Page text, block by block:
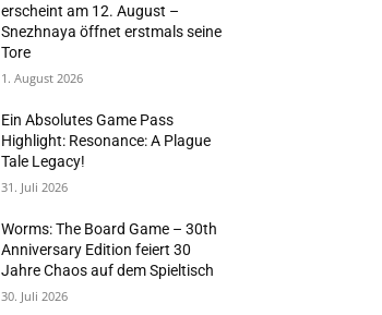
erscheint am 12. August –
Snezhnaya öffnet erstmals seine
Tore
1. August 2026
Ein Absolutes Game Pass
Highlight: Resonance: A Plague
Tale Legacy!
31. Juli 2026
Worms: The Board Game – 30th
Anniversary Edition feiert 30
Jahre Chaos auf dem Spieltisch
30. Juli 2026